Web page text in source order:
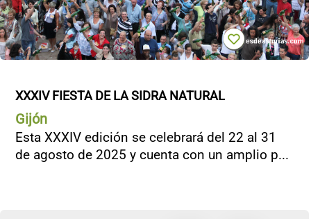
XXXIV FIESTA DE LA SIDRA NATURAL
Gijón
Esta XXXIV edición se celebrará del 22 al 31
de agosto de 2025 y cuenta con un amplio p...